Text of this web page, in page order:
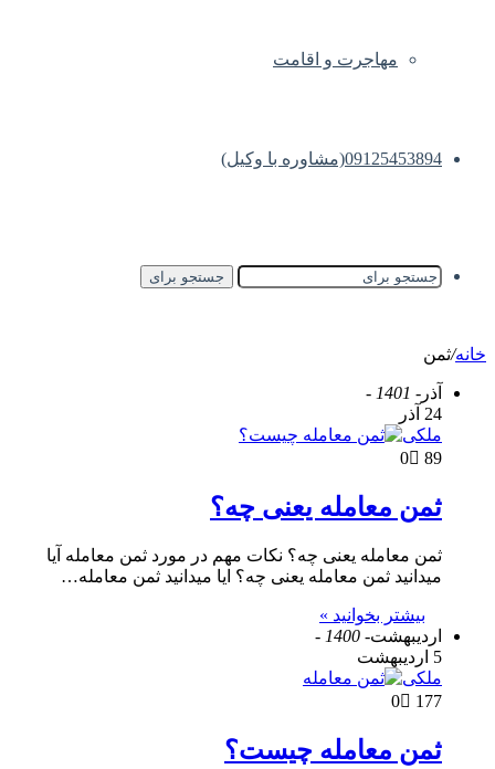
مهاجرت و اقامت
09125453894(مشاوره با وکیل)
جستجو برای
خانه/ثمن
آذر - 1401 -
24 آذر
ملکی
0
89
ثمن معامله یعنی چه؟
ثمن معامله یعنی چه؟ نکات مهم در مورد ثمن معامله آیا
میدانید ثمن معامله یعنی چه؟ ایا میدانید ثمن معامله…
بیشتر بخوانید »
اردیبهشت- 1400 -
5 اردیبهشت
ملکی
0
177
ثمن معامله چیست؟